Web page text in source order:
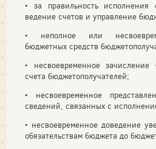
• за правильность исполнения
ведение счетов и управление
• неполное или
бюджетных средств
• несвоевременное
счета бюджетополучателей;
• несвоевременное
сведений, связанных с
• несвоевременное доведение
обязательствам бюджета до